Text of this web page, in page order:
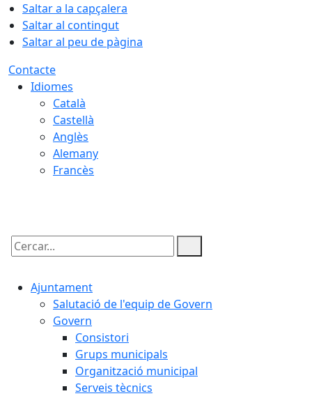
Saltar a la capçalera
Saltar al contingut
Saltar al peu de pàgina
Contacte
Idiomes
Català
Castellà
Anglès
Alemany
Francès
Cercar:
Ajuntament
Salutació de l'equip de Govern
Govern
Consistori
Grups municipals
Organització municipal
Serveis tècnics